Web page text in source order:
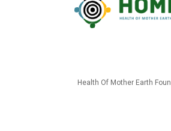
Health Of Mother Earth